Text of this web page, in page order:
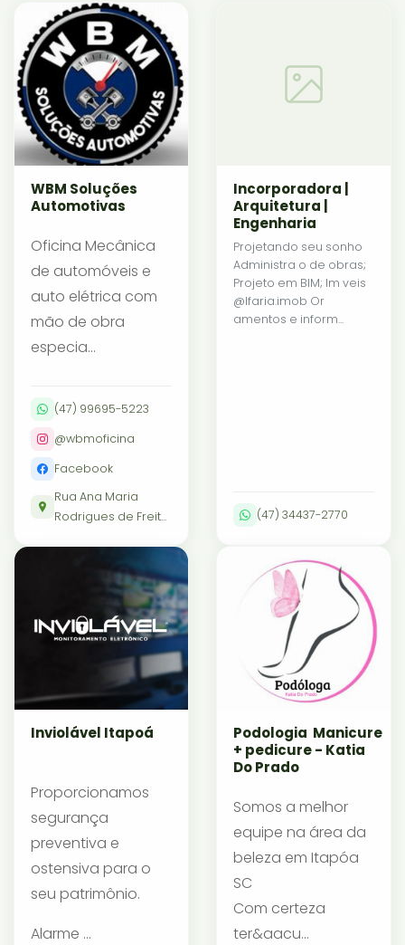
WBM Soluções
Automotivas
Oficina Mecânica
de automóveis e
auto elétrica com
mão de obra
especia...
(47) 99695-5223
@wbmoficina
Facebook
Rua Ana Maria
Rodrigues de Freit...
Incorporadora |
Arquitetura |
Engenharia
Projetando seu sonho
Administra o de obras;
Projeto em BIM; Im veis
@lfaria.imob Or
amentos e inform...
(47) 34437-2770
Inviolável Itapoá
Proporcionamos
segurança
preventiva e
ostensiva para o
seu patrimônio.
Alarme ...
Podologia Manicure
+ pedicure - Katia
Do Prado
Somos a melhor
equipe na área da
beleza em Itapóa
SC
Com certeza
ter&aacu...